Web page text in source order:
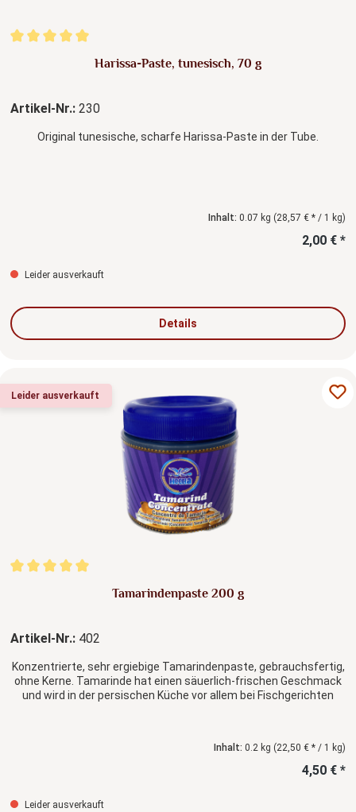
Durchschnittliche Bewertung von 5 von 5 Sternen
Harissa-Paste, tunesisch, 70 g
Artikel-Nr.: 230
Original tunesische, scharfe Harissa-Paste in der Tube.
Inhalt: 0.07 kg (28,57 € * / 1 kg)
2,00 € *
Leider ausverkauft
Details
Leider ausverkauft
Durchschnittliche Bewertung von 5 von 5 Sternen
Tamarindenpaste 200 g
Artikel-Nr.: 402
Konzentrierte, sehr ergiebige Tamarindenpaste, gebrauchsfertig,
ohne Kerne. Tamarinde hat einen säuerlich-frischen Geschmack
und wird in der persischen Küche vor allem bei Fischgerichten
Inhalt: 0.2 kg (22,50 € * / 1 kg)
4,50 € *
Leider ausverkauft